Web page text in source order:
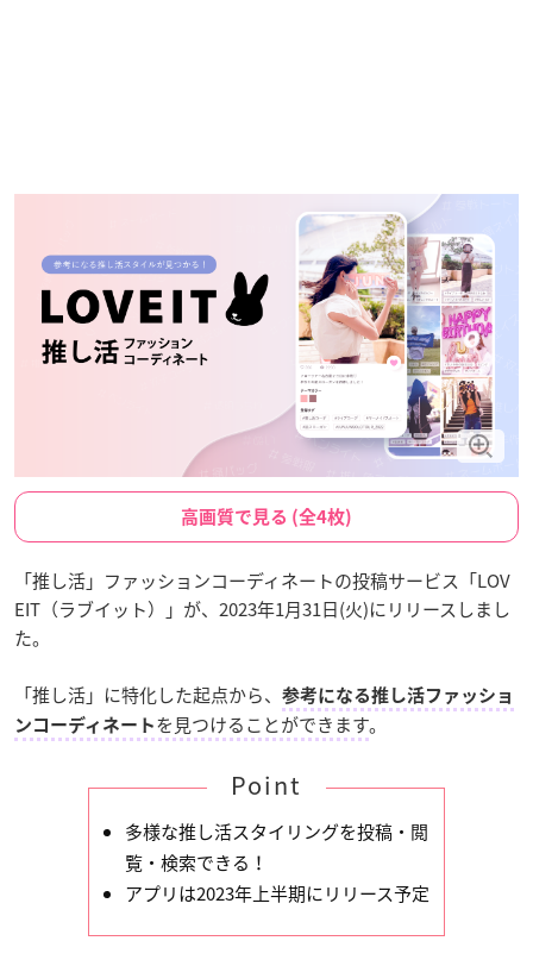
高画質で見る (全4枚)
「推し活」ファッションコーディネートの投稿サービス「LOV
EIT（ラブイット）」が、2023年1月31日(火)にリリースしまし
た。
「推し活」に特化した起点から、
参考になる推し活ファッショ
ンコーディネート を見つけることができます。
Point
多様な推し活スタイリングを投稿・閲
覧・検索できる！
アプリは2023年上半期にリリース予定